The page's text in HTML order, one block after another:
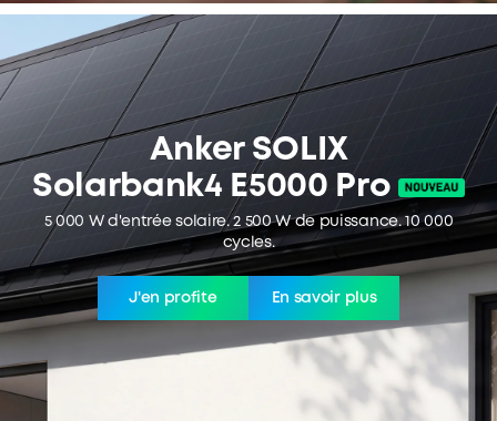
Anker SOLIX
Solarbank4 E5000 Pro
5 000 W d'entrée solaire. 2 500 W de puissance. 10 000
cycles.
J'en profite En savoir plus